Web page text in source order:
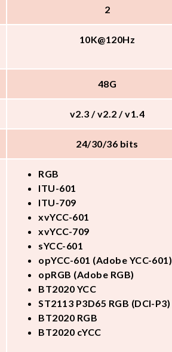
2
10K@120Hz
48G
v2.3 / v2.2 / v1.4
24/30/36 bits
RGB
ITU-601
ITU-709
xvYCC-601
xvYCC-709
sYCC-601
opYCC-601 (Adobe YCC-601)
opRGB (Adobe RGB)
BT2020 YCC
ST2113 P3D65 RGB (DCI-P3)
BT2020 RGB
BT2020 cYCC